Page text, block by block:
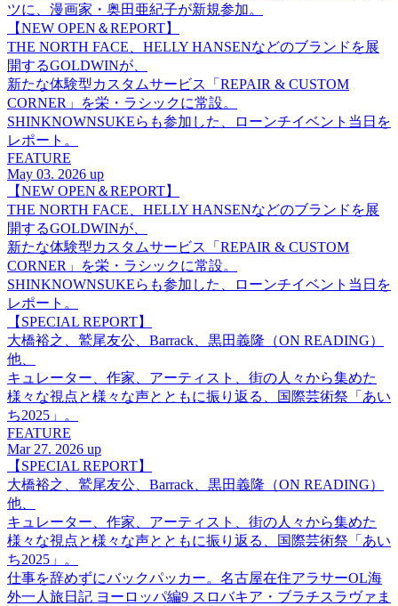
ツに、漫画家・奥田亜紀子が新規参加。
【NEW OPEN＆REPORT】
THE NORTH FACE、HELLY HANSENなどのブランドを展
開するGOLDWINが、
新たな体験型カスタムサービス「REPAIR & CUSTOM
CORNER」を栄・ラシックに常設。
SHINKNOWNSUKEらも参加した、ローンチイベント当日を
レポート。
FEATURE
May 03. 2026 up
【NEW OPEN＆REPORT】
THE NORTH FACE、HELLY HANSENなどのブランドを展
開するGOLDWINが、
新たな体験型カスタムサービス「REPAIR & CUSTOM
CORNER」を栄・ラシックに常設。
SHINKNOWNSUKEらも参加した、ローンチイベント当日を
レポート。
【SPECIAL REPORT】
大橋裕之、鷲尾友公、Barrack、黒田義隆（ON READING）
他、
キュレーター、作家、アーティスト、街の人々から集めた
様々な視点と様々な声とともに振り返る、国際芸術祭「あい
ち2025」。
FEATURE
Mar 27. 2026 up
【SPECIAL REPORT】
大橋裕之、鷲尾友公、Barrack、黒田義隆（ON READING）
他、
キュレーター、作家、アーティスト、街の人々から集めた
様々な視点と様々な声とともに振り返る、国際芸術祭「あい
ち2025」。
仕事を辞めずにバックパッカー。名古屋在住アラサーOL海
外一人旅日記 ヨーロッパ編9 スロバキア・ブラチスラヴァま